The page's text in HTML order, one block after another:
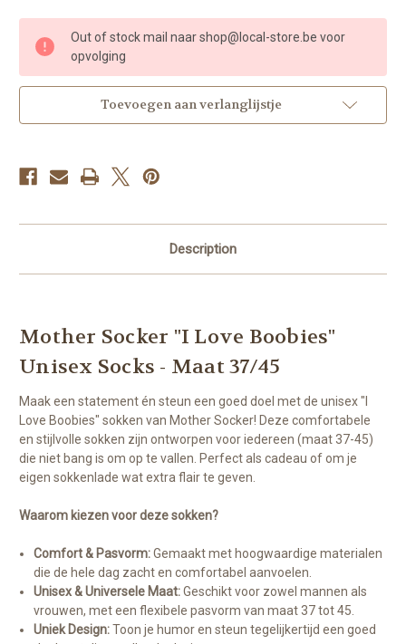
voorraad:Out of stock mail naar shop@local-store.be voor
opvolging
Toevoegen aan verlanglijstje
Description
Mother Socker "I Love Boobies"
Unisex Socks - Maat 37/45
Maak een statement én steun een goed doel met de unisex "I
Love Boobies" sokken van Mother Socker! Deze comfortabele
en stijlvolle sokken zijn ontworpen voor iedereen (maat 37-45)
die niet bang is om op te vallen. Perfect als cadeau of om je
eigen sokkenlade wat extra flair te geven.
Waarom kiezen voor deze sokken?
Comfort & Pasvorm:Gemaakt met hoogwaardige materialen
die de hele dag zacht en comfortabel aanvoelen.
Unisex & Universele Maat:Geschikt voor zowel mannen als
vrouwen, met een flexibele pasvorm van maat 37 tot 45.
Uniek Design:Toon je humor en steun tegelijkertijd een goed